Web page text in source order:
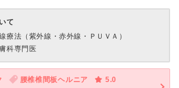
て
療法（紫外線・赤外線・ＰＵＶＡ）
科専門医
腰椎椎間板ヘルニア
5.0